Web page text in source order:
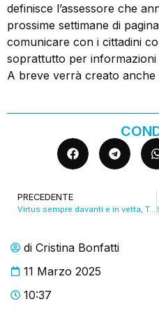
di Cristina Bonfatti
11 Marzo 2025
10:37
definisce l’assessore che
prossime settimane di
comunicare con i cittadini
soprattutto per informazioni
A breve verrà creato anche
PRECEDENTE
Virtus sempre davanti e in vetta, Trento va ko